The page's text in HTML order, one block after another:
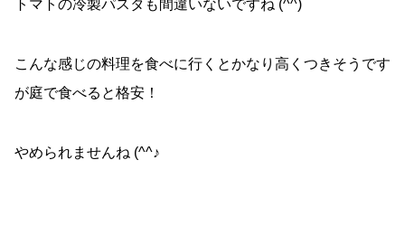
トマトの冷製パスタも間違いないですね (^^)
こんな感じの料理を食べに行くとかなり高くつきそうです
が庭で食べると格安！
やめられませんね (^^♪